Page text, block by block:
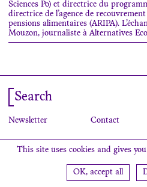
Sciences Po) et directrice du
directrice de l’agence de
pensions alimentaires (ARIPA).
Mouzon, journaliste à Alternatives
Search
Newsletter Contact
This site uses cookies and gives
OK, accept all